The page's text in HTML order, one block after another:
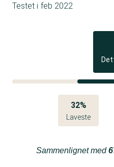
Testet i feb 2022
32%
Laveste
Sammenlignet med